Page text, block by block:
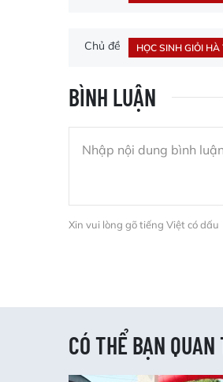
Chủ đề HỌC SINH GIỎI HÀ
BÌNH LUẬN
Xin vui lòng gõ tiếng Việt có dấu
CÓ THỂ BẠN QUAN